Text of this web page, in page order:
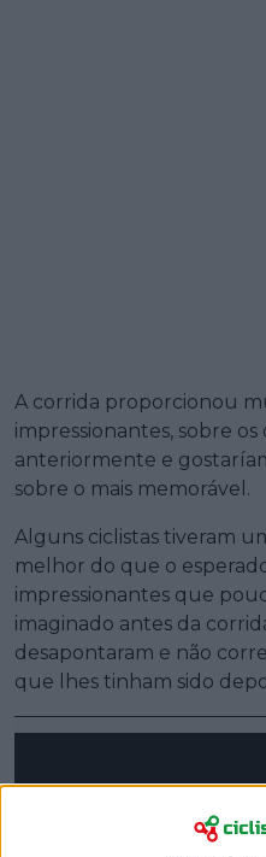
A corrida proporcionou
impressionantes, sobre os
anteriormente e
sobre o mais memorável.
Alguns ciclistas tiveram
melhor do que o
impressionantes que
imaginado antes da
desapontaram e não
que lhes tinham sido